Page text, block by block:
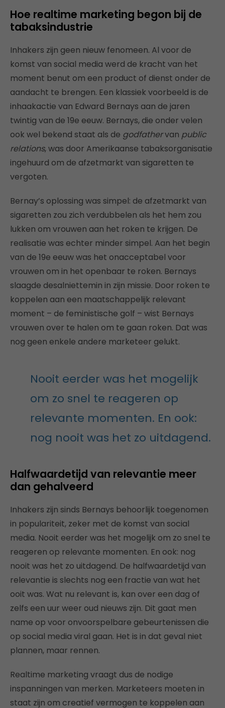
Hoe realtime marketing begon bij de
tabaksindustrie
Inhakers zijn geen nieuw fenomeen. Al voor de
komst van social media werd de kracht van het
moment benut om een product of dienst onder de
aandacht te brengen. Een klassiek voorbeeld is de
inhaakactie van Edward Bernays aan de jaren
twintig van de 19e eeuw. Bernays, die onder velen
ook wel bekend staat als de godfathervan public
relations, was door Amerikaanse tabaksorganisatie
ingehuurd om de afzetmarkt van sigaretten te
vergoten.
Bernay’s oplossing was simpel: de afzetmarkt van
sigaretten zou zich verdubbelen als het hem zou
lukken om vrouwen aan het roken te krijgen. De
realisatie was echter minder simpel. Aan het begin
van de 19e eeuw was het onacceptabel voor
vrouwen om in het openbaar te roken. Bernays
slaagde desalniettemin in zijn missie. Door roken te
koppelen aan een maatschappelijk relevant
moment – de feministische golf – wist Bernays
vrouwen over te halen om te gaan roken. Dat was
nog geen enkele andere marketeer gelukt.
Nooit eerder was het mogelijk
om zo snel te reageren op
relevante momenten. En ook:
nog nooit was het zo uitdagend.
Halfwaardetijd van relevantie meer
dan gehalveerd
Inhakers zijn sinds Bernays behoorlijk toegenomen
in populariteit, zeker met de komst van social
media. Nooit eerder was het mogelijk om zo snel te
reageren op relevante momenten. En ook: nog
nooit was het zo uitdagend. De halfwaardetijd van
relevantie is slechts nog een fractie van wat het
ooit was. Wat nu relevant is, kan over een dag of
zelfs een uur weer oud nieuws zijn. Dit gaat men
name op voor onvoorspelbare gebeurtenissen die
op social media viral gaan. Het is in dat geval niet
plannen, maar rennen.
Realtime marketing vraagt dus de nodige
inspanningen van merken. Marketeers moeten in
staat zijn om creatief vermogen te koppelen aan